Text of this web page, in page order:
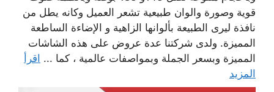
قوية وصورة والوان طبيعية تشعر العميل وكانه يطل من
نافذة ليرى الطبيعة بألوانها الزاهية و الإضاءة الساطعة
المميزة. ولدى شركتنا عدة عروض على هذه الشاشات
المميزة وبسعر الجملة وبمواصفات عالمية ، كما ... اقرأ
المزيد